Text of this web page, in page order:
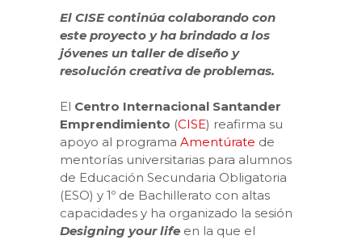
El CISE continúa colaborando con
este proyecto y ha brindado a los
jóvenes un taller de diseño y
resolución creativa de problemas.
El Centro Internacional Santander
Emprendimiento (CISE) reafirma su
apoyo al programa Amentúrate de
mentorías universitarias para alumnos
de Educación Secundaria Obligatoria
(ESO) y 1º de Bachillerato con altas
capacidades y ha organizado la sesión
Designing your life en la que el